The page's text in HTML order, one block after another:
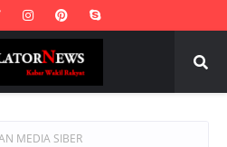
MEDIA SIBER